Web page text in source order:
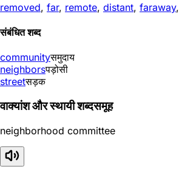
removed, far, remote, distant, faraway,
संबंधित शब्द
communityसमुदाय
neighborsपड़ोसी
streetसड़क
वाक्यांश और स्थायी शब्दसमूह
neighborhood committee